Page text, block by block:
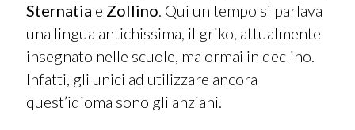
Sternatia e Zollino. Qui un tempo si parlava
una lingua antichissima, il griko, attualmente
insegnato nelle scuole, ma ormai in declino.
Infatti, gli unici ad utilizzare ancora
quest’idioma sono gli anziani.